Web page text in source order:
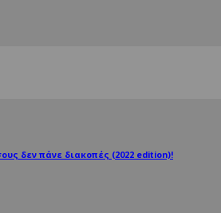
δεν πάνε διακοπές (2022 edition)!